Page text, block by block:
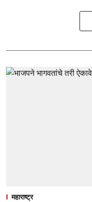
महाराष्ट्र